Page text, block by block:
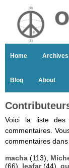
Home Archives
Blog About
Voici la liste des
commentaires.
commentaires
macha (113),
(66), leafar(44),